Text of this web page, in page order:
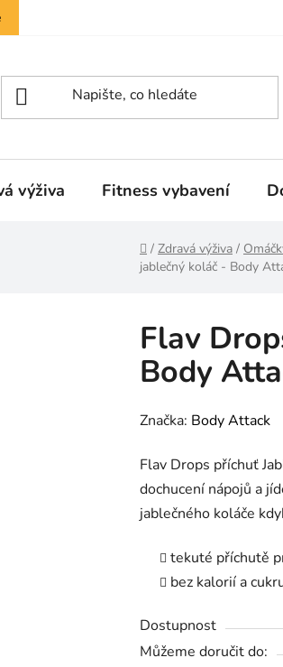
výživa Fitness vybavení
Domů
/ Zdravá výživa /
jablečný koláč - Body
Flav
Body
Značka: Body Attack
Flav Drops příchuť
dochucení nápojů a
jablečného koláče
tekuté příchutě
bez kalorií a
Dostupnost
Můžeme doručit do: